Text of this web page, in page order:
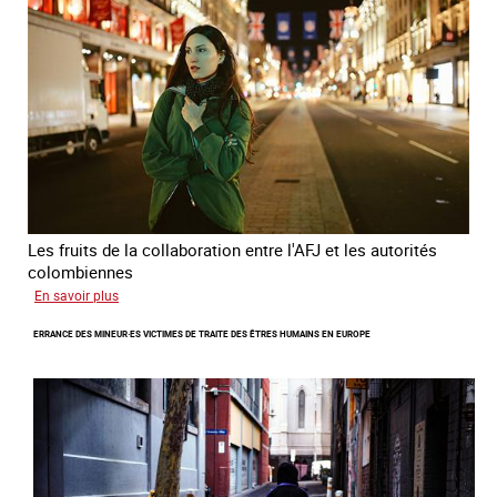
Les fruits de la collaboration entre l'AFJ et les autorités
colombiennes
En savoir plus
la
en
partenariat
avec
Colombie
ERRANCE DES MINEUR·ES VICTIMES DE TRAITE DES ÊTRES HUMAINS EN EUROPE